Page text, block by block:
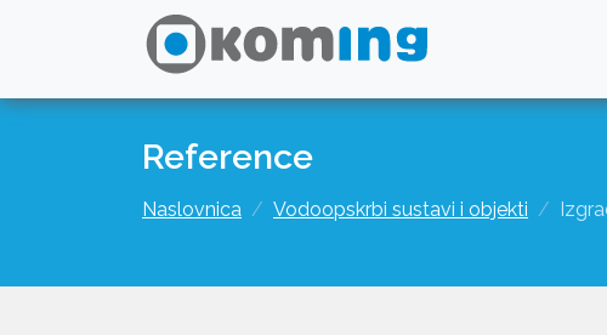
Reference
Naslovnica Vodoopskrbi sustavi i objekti